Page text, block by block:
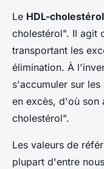
Le HDL-cholestérol
cholestérol". Il agit
transportant les
élimination. À
s'accumuler sur
en excès, d'où son
cholestérol".
Les valeurs de
plupart d'entre